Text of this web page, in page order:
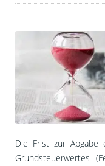
Die Frist zur Abgabe
Grundsteuerwertes